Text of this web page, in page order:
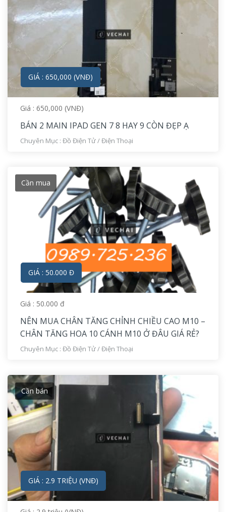
GIÁ : 650,000 (VNĐ)
Giá : 650,000 (VNĐ)
BÁN 2 MAIN IPAD GEN 7 8 HAY 9 CÒN ĐẸP Ạ
Chuyên Mục : Đồ Điện Tử/Điện Thoại
GIÁ : 50.000 Đ
Cần mua
Giá : 50.000 đ
NÊN MUA CHÂN TĂNG CHỈNH CHIỀU CAO M10 –
CHÂN TĂNG HOA 10 CÁNH M10 Ở ĐÂU GIÁ RẺ?
Chuyên Mục : Đồ Điện Tử/Điện Thoại
GIÁ : 2.9 TRIỆU (VNĐ)
Cần bán